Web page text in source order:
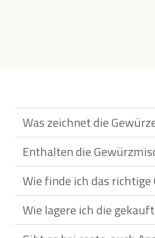
Was zeichnet die
Enthalten die
Wie finde ich das
Wie lagere ich die